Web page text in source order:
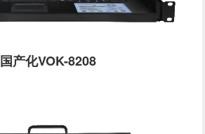
国产化VOK-8208